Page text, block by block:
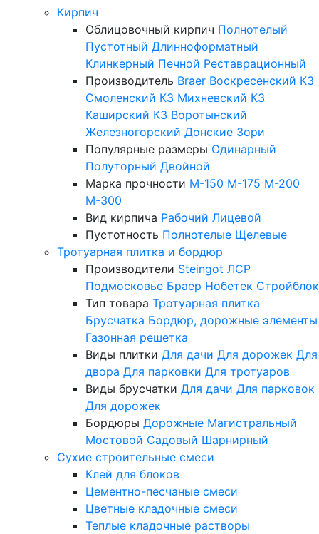
Кирпич
Облицовочный кирпич Полнотелый
Пустотный Длинноформатный
Клинкерный Печной Реставрационный
Производитель Braer Воскресенский КЗ
Смоленский КЗ Михневский КЗ
Каширский КЗ Воротынский
Железногорский Донские Зори
Популярные размеры Одинарный
Полуторный Двойной
Марка прочности М-150 М-175 М-200
М-300
Вид кирпича Рабочий Лицевой
Пустотность Полнотелые Щелевые
Тротуарная плитка и бордюр
Производители Steingot ЛСР
Подмосковье Браер Нобетек Стройблок
Тип товара Тротуарная плитка
Брусчатка Бордюр, дорожные элементы
Газонная решетка
Виды плитки Для дачи Для дорожек Для
двора Для парковки Для тротуаров
Виды брусчатки Для дачи Для парковок
Для дорожек
Бордюры Дорожные Магистральный
Мостовой Садовый Шарнирный
Сухие строительные смеси
Клей для блоков
Цементно-песчаные смеси
Цветные кладочные смеси
Теплые кладочные растворы